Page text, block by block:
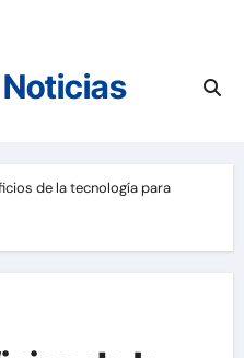
de la tecnología para